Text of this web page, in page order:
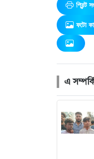
প্রিন্ট
ফটো
এ